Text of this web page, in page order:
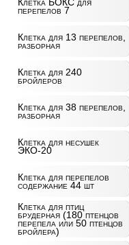
перепелов 7
Клетка для 13 перепелов,
разборная
Клетка для 240
бройлеров
Клетка для 38 перепелов,
разборная
Клетка для несушек
ЭКО-20
Клетка для перепелов
содержание 44 шт
Клетка для птиц
брудерная (180 птенцов
перепела или 50 птенцов
бройлера)